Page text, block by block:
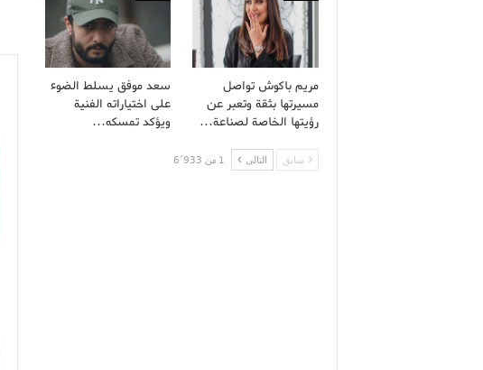
مريم باكوش تواصل
مسيرتها بثقة وتعبر عن
رؤيتها الخاصة لصناعة…
سعد موفق يسلط الضوء
على اختياراته الفنية
ويؤكد تمسكه…
سابق التالى 1 من 6٬933